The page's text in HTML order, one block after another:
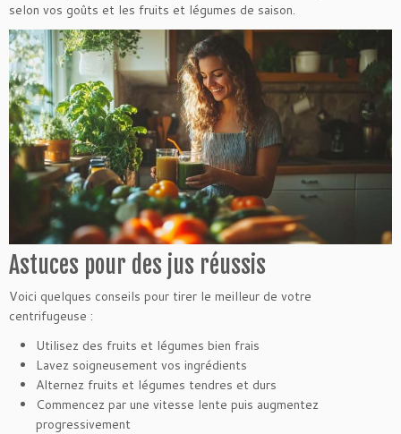
selon vos goûts et les fruits et légumes de saison.
Astuces pour des jus réussis
Voici quelques conseils pour tirer le meilleur de votre
centrifugeuse :
Utilisez des fruits et légumes bien frais
Lavez soigneusement vos ingrédients
Alternez fruits et légumes tendres et durs
Commencez par une vitesse lente puis augmentez
progressivement